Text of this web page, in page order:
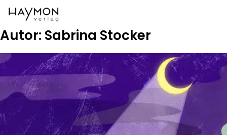
Autor: Sabrina Stocker